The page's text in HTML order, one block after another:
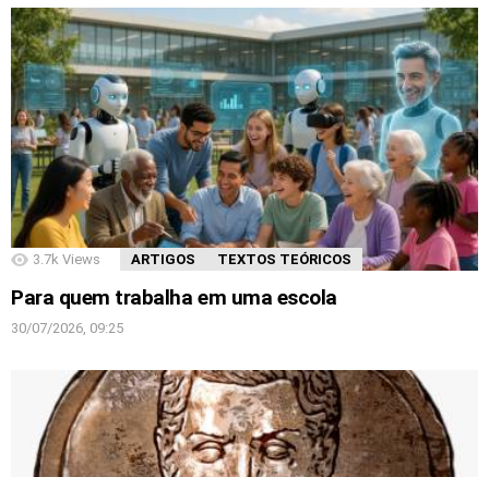
3.7k Views ARTIGOS TEXTOS TEÓRICOS
Para quem trabalha em uma escola
30/07/2026, 09:25